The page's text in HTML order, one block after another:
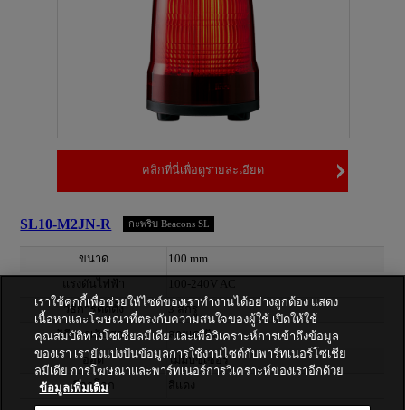
คลิกที่นี่เพื่อดูรายละเอียด
SL10-M2JN-R กะพริบ Beacons SL
ขนาด
100 mm
แรงดันไฟฟ้า
100-240V AC
วิธีการติดตั้ง
3 สกรู
วิธีการเดินสาย
สายเคเบิล
ออด
ไม่มีบัซเซอร์
สีลูกโลก
สีแดง
เราใช้คุกกี้เพื่อช่วยให้ไซต์ของเราทำงานได้อย่างถูกต้อง แสดง
เนื้อหาและโฆษณาที่ตรงกับความสนใจของผู้ใช้ เปิดให้ใช้
คุณสมบัติทางโซเชียลมีเดีย และเพื่อวิเคราะห์การเข้าถึงข้อมูล
ของเรา เรายังแบ่งปันข้อมูลการใช้งานไซต์กับพาร์ทเนอร์โซเชีย
ลมีเดีย การโฆษณาและพาร์ทเนอร์การวิเคราะห์ของเราอีกด้วย
ข้อมูลเพิ่มเติม